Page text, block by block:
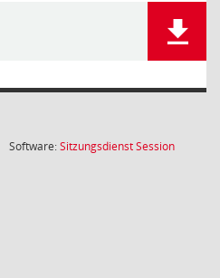
Software:SitzungsdienstSession(Wird in